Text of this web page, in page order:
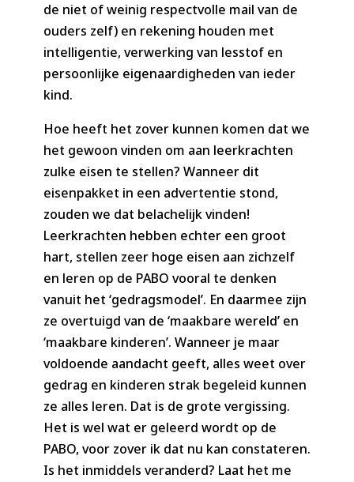
de niet of weinig respectvolle mail van de
ouders zelf) en rekening houden met
intelligentie, verwerking van lesstof en
persoonlijke eigenaardigheden van ieder
kind.
Hoe heeft het zover kunnen komen dat we
het gewoon vinden om aan leerkrachten
zulke eisen te stellen? Wanneer dit
eisenpakket in een advertentie stond,
zouden we dat belachelijk vinden!
Leerkrachten hebben echter een groot
hart, stellen zeer hoge eisen aan zichzelf
en leren op de PABO vooral te denken
vanuit het ‘gedragsmodel’. En daarmee zijn
ze overtuigd van de ‘maakbare wereld’ en
‘maakbare kinderen’. Wanneer je maar
voldoende aandacht geeft, alles weet over
gedrag en kinderen strak begeleid kunnen
ze alles leren. Dat is de grote vergissing.
Het is wel wat er geleerd wordt op de
PABO, voor zover ik dat nu kan constateren.
Is het inmiddels veranderd? Laat het me